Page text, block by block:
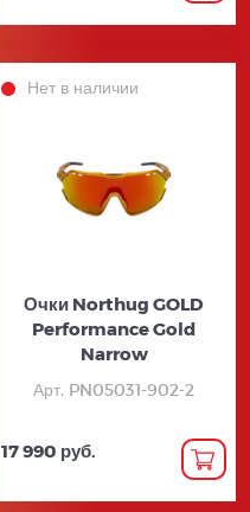
Нет в наличии
Очки Northug GOLD
Performance Gold
Narrow
Арт. PN05031-902-2
17 990 руб.